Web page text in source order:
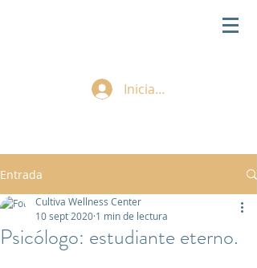
Iniciar sesión
Entrada
Psicólogo: estudiante eterno.
Cultiva Wellness Center
10 sept 2020 1 min de lectura